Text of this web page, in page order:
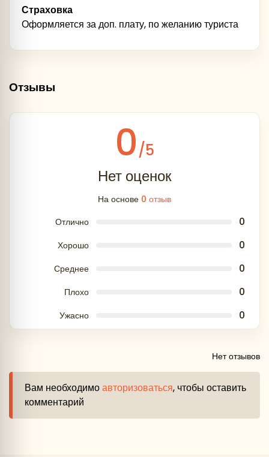
Страховка
Оформляется за доп. плату, по желанию туриста
Отзывы
0/5
Нет оценок
На основе 0 отзыв
Отлично
0
Хорошо 0
Среднее 0
Плохо 0
Ужасно 0
Нет отзывов
Вам необходимоавторизоваться, чтобы оставить
комментарий